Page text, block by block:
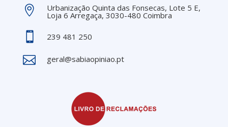
 Urbanização Quinta das Fonsecas, Lote 5 E,
Loja 6 Arregaça, 3030-480 Coimbra
 239 481 250
 geral@sabiaopiniao.pt